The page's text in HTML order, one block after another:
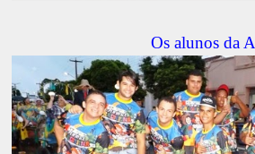
Os alunos da